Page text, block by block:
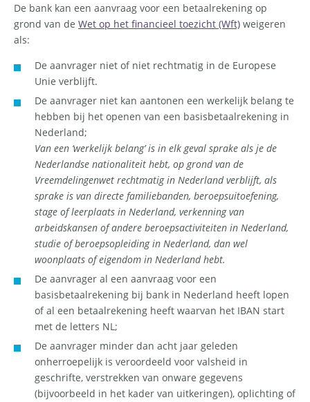
De bank kan een aanvraag voor een betaalrekening op
grond van de Wet op het financieel toezicht (Wft) weigeren
als:
De aanvrager niet of niet rechtmatig in de Europese
Unie verblijft.
De aanvrager niet kan aantonen een werkelijk belang te
hebben bij het openen van een basisbetaalrekening in
Nederland;
Van een ‘werkelijk belang’ is in elk geval sprake als je de
Nederlandse nationaliteit hebt, op grond van de
Vreemdelingenwet rechtmatig in Nederland verblijft, als
sprake is van directe familiebanden, beroepsuitoefening,
stage of leerplaats in Nederland, verkenning van
arbeidskansen of andere beroepsactiviteiten in Nederland,
studie of beroepsopleiding in Nederland, dan wel
woonplaats of eigendom in Nederland hebt.
De aanvrager al een aanvraag voor een
basisbetaalrekening bij bank in Nederland heeft lopen
of al een betaalrekening heeft waarvan het IBAN start
met de letters NL;
De aanvrager minder dan acht jaar geleden
onherroepelijk is veroordeeld voor valsheid in
geschrifte, verstrekken van onware gegevens
(bijvoorbeeld in het kader van uitkeringen), oplichting of